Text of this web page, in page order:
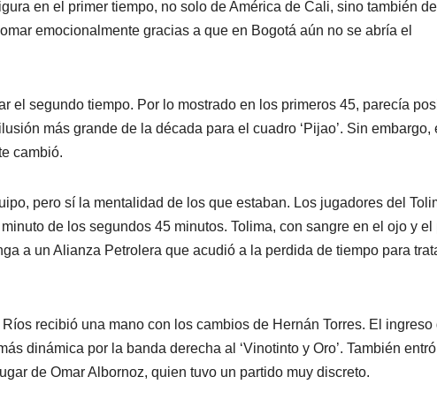
en el primer tiempo, no solo de América de Cali, sino también del
emocionalmente gracias a que en Bogotá aún no se abría el
el segundo tiempo. Por lo mostrado en los primeros 45, parecía
más grande de la década para el cuadro ‘Pijao’. Sin embargo,
cambió.
pero sí la mentalidad de los que estaban. Los jugadores del
de los segundos 45 minutos. Tolima, con sangre en el ojo y el
a un Alianza Petrolera que acudió a la perdida de tiempo para
recibió una mano con los cambios de Hernán Torres. El ingreso
dinámica por la banda derecha al ‘Vinotinto y Oro’. También entró
de Omar Albornoz, quien tuvo un partido muy discreto.